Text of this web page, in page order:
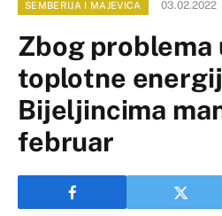
SEMBERIJA I MAJEVICA 03.02.2022
Zbog problema
toplotne
Bijeljincima
februar